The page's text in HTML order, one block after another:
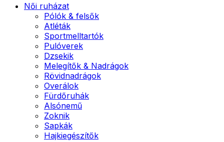
Női ruházat
Pólók & felsők
Atléták
Sportmelltartók
Pulóverek
Dzsekik
Melegítők & Nadrágok
Rövidnadrágok
Overálok
Fürdőruhák
Alsónemű
Zoknik
Sapkák
Hajkiegészítők